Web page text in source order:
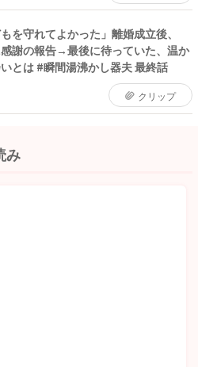
もを守れてよかった」離婚成立後、
謝の報告→最後に待っていた、温か
とは #瞬間湯沸かし器夫 最終話
クリップ
み